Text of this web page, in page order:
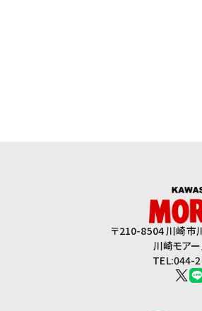
〒210-8504 川崎市
川崎モア
TEL:044-